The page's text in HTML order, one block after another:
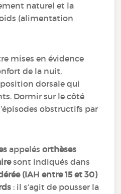
naturel et la
(alimentation
mises en évidence
de la nuit,
dorsale qui
Dormir sur le côté
obstructifs par
appelésorthèses
sont indiqués dans
(IAH entre 15 et 30)
: il s’agit de pousser la